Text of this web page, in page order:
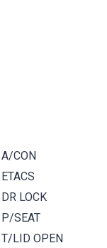
A/CON
ETACS
DR LOCK
P/SEAT
T/LID OPEN